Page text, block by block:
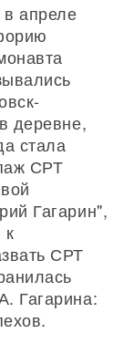
апреле
деревне,
стала
СРТ
Гагарин",
СРТ
Гагарина: